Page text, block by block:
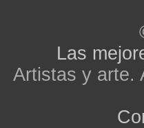
Las
Artistas y arte.